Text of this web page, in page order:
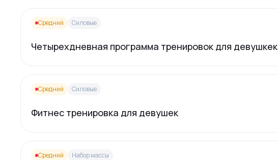
Средний Силовые
Четырехдневная программа тренировок для девушкек
Средний Силовые
Фитнес тренировка для девушек
Средний Набор массы